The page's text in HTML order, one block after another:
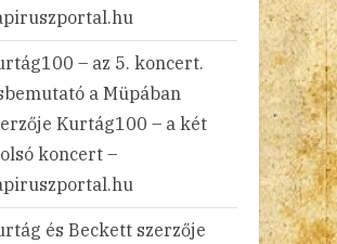
– az 5. koncert.
a Müpában
Kurtág100 – a két
koncert –
és Beckett szerzője